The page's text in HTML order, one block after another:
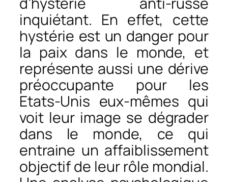
inquiétant. En effet, cette
hystérie est un danger pour
la paix dans le monde, et
représente aussi une dérive
préoccupante pour les
Etats-Unis eux-mêmes qui
voit leur image se dégrader
dans le monde, ce qui
entraine un affaiblissement
objectif de leur rôle mondial.